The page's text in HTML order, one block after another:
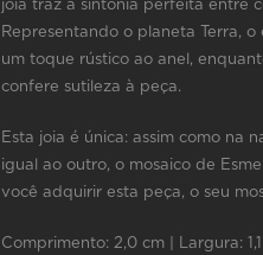
joia traz a sintonia perfeita entre
Representando o planeta Terra,
um toque rústico ao anel,
confere sutileza à peça.
Esta joia é única: assim como na
igual ao outro, o mosaico de
você adquirir esta peça, o seu
Comprimento: 2,0 cm | Largura: